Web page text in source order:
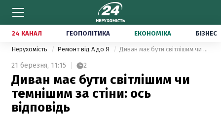
24 КАНАЛ ГЕОПОЛІТИКА ЕКОНОМІКА БІЗНЕС
Нерухомість Ремонт від А до Я Диван має бути світлішим чи темнішим за стіни: ось відповідь
21 березня, 11:15 2
Диван має бути світлішим чи
темнішим за стіни: ось
відповідь